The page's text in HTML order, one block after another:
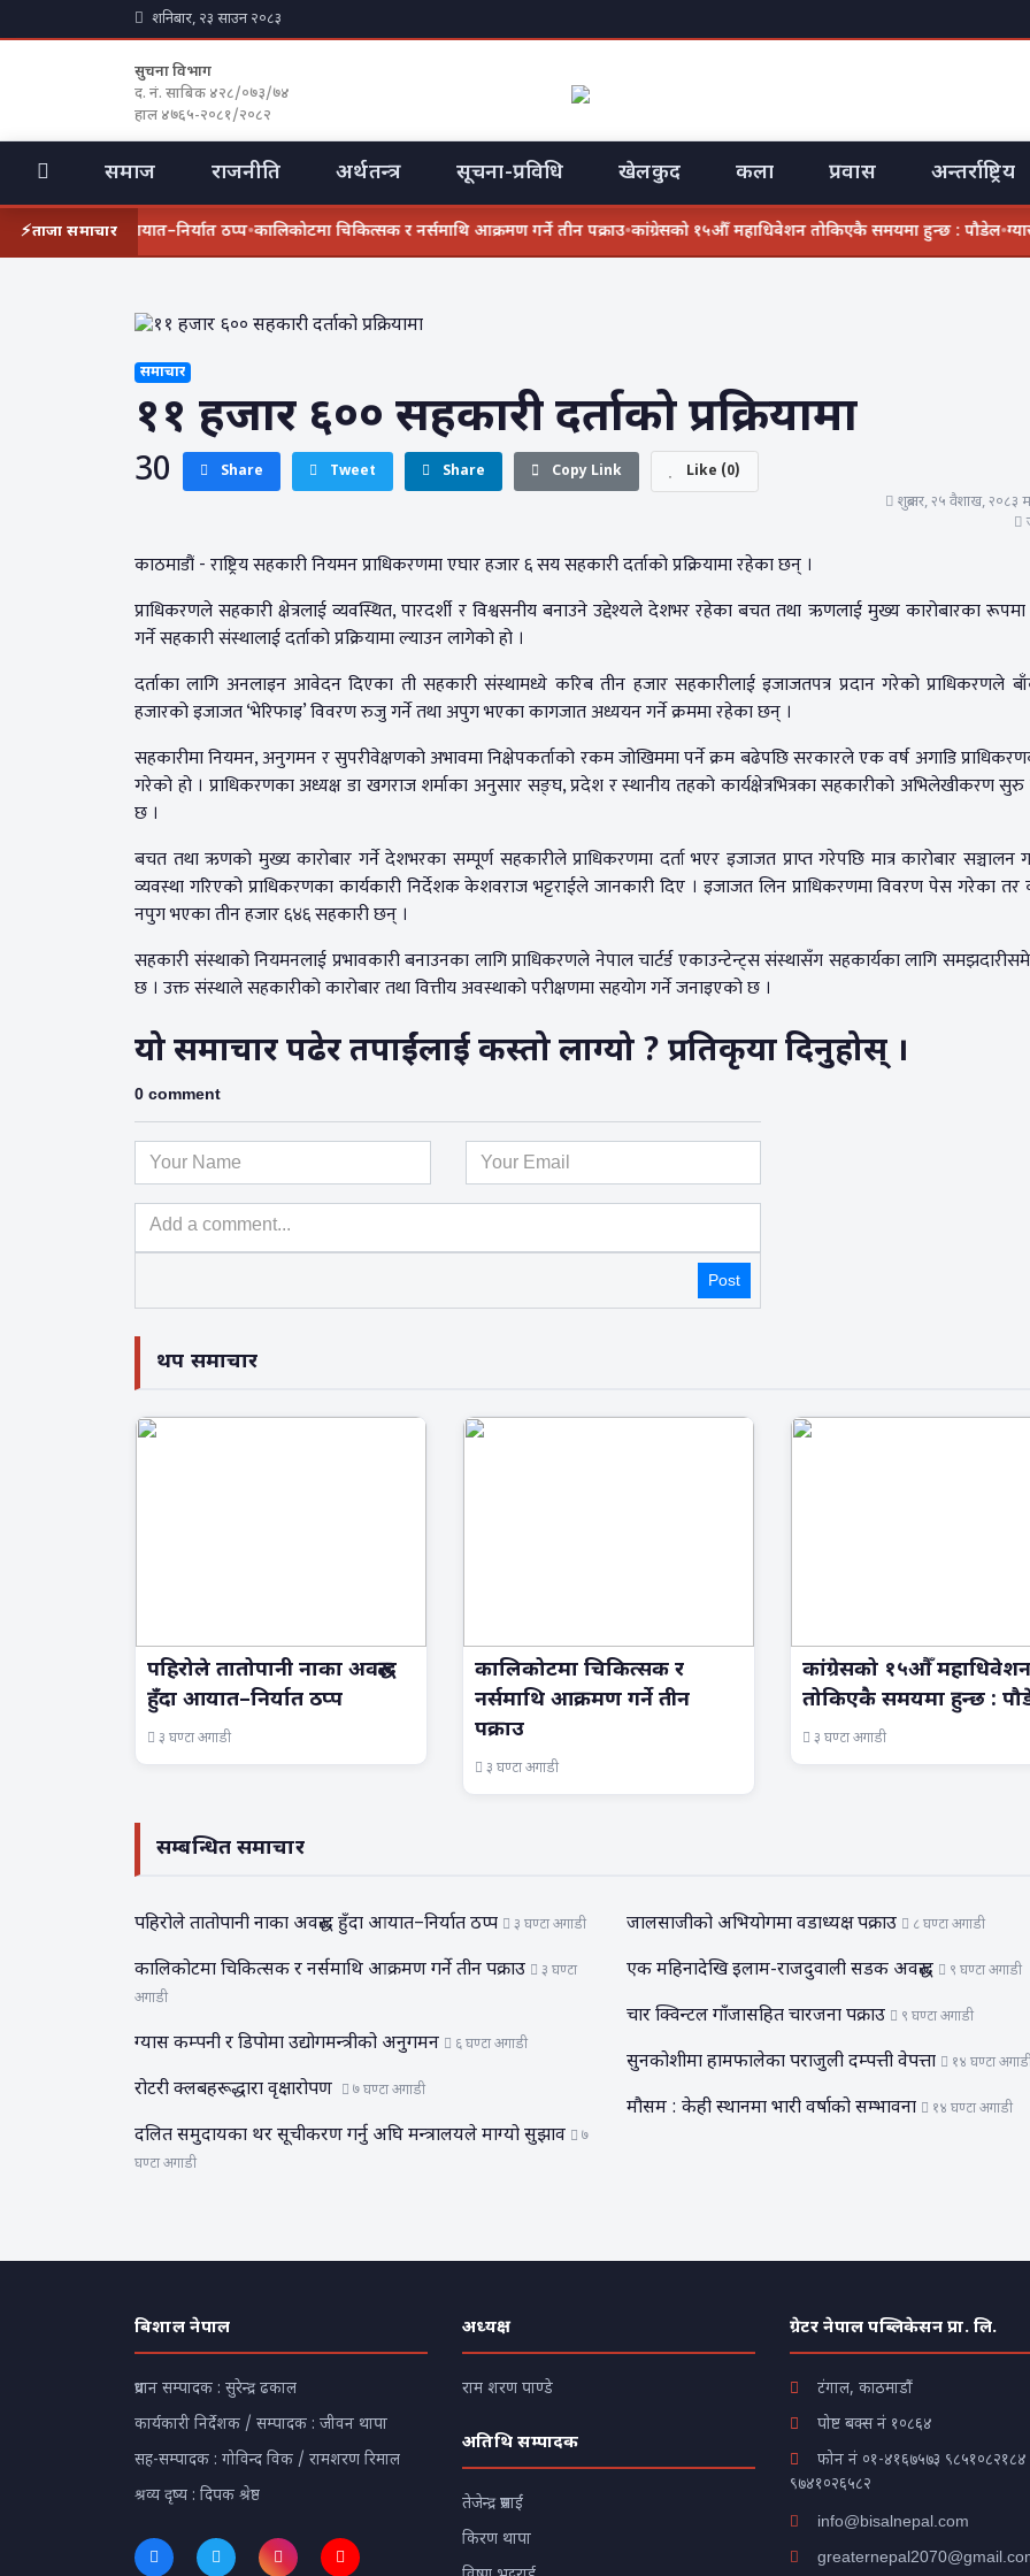
शनिबार, २३ साउन २०८३
सुचना विभाग
द. नं. साबिक ४२८/०७३/७४
हाल ४७६५-२०८१/२०८२
समाज राजनीति अर्थतन्त्र सूचना-प्रविधि खेलकुद कला प्रवास अन्तर्राष्ट्रिय
ताजा समाचार
अवरुद्ध हुँदा आयात–निर्यात ठप्प•कालिकोटमा चिकित्सक र नर्समाथि आक्रमण गर्ने तीन पक्राउ•कांग्रेसको १५औँ महाधिवेशन तोकिएकै समयमा हुन्छ : पौडेल•ग्यास
समाचार
११ हजार ६०० सहकारी दर्ताको प्रक्रियामा
30 Share Tweet Share Copy Link Like (0)
शुक्रबार, २५ वैशाख, २०८३
काठमाडौं - राष्ट्रिय सहकारी नियमन प्राधिकरणमा एघार हजार ६ सय सहकारी दर्ताको प्रक्रियामा रहेका छन् ।
प्राधिकरणले सहकारी क्षेत्रलाई व्यवस्थित, पारदर्शी र विश्वसनीय बनाउने उद्देश्यले देशभर रहेका बचत तथा ऋणलाई मुख्य कारोबारका
गर्ने सहकारी संस्थालाई दर्ताको प्रक्रियामा ल्याउन लागेको हो ।
दर्ताका लागि अनलाइन आवेदन दिएका ती सहकारी संस्थामध्ये करिब तीन हजार सहकारीलाई इजाजतपत्र प्रदान गरेको प्राधिकरणले
हजारको इजाजत ‘भेरिफाइ’ विवरण रुजु गर्ने तथा अपुग भएका कागजात अध्ययन गर्ने क्रममा रहेका छन् ।
सहकारीमा नियमन, अनुगमन र सुपरीवेक्षणको अभावमा निक्षेपकर्ताको रकम जोखिममा पर्ने क्रम बढेपछि सरकारले एक वर्ष अगाडि
गरेको हो । प्राधिकरणका अध्यक्ष डा खगराज शर्माका अनुसार सङ्घ, प्रदेश र स्थानीय तहको कार्यक्षेत्रभित्रका सहकारीको अभिलेखीकरण
छ ।
बचत तथा ऋणको मुख्य कारोबार गर्ने देशभरका सम्पूर्ण सहकारीले प्राधिकरणमा दर्ता भएर इजाजत प्राप्त गरेपछि मात्र कारोबार सञ्चालन
व्यवस्था गरिएको प्राधिकरणका कार्यकारी निर्देशक केशवराज भट्टराईले जानकारी दिए । इजाजत लिन प्राधिकरणमा विवरण पेस गरेका
नपुग भएका तीन हजार ६४६ सहकारी छन् ।
सहकारी संस्थाको नियमनलाई प्रभावकारी बनाउनका लागि प्राधिकरणले नेपाल चार्टर्ड एकाउन्टेन्ट्स संस्थासँग सहकार्यका लागि
छ । उक्त संस्थाले सहकारीको कारोबार तथा वित्तीय अवस्थाको परीक्षणमा सहयोग गर्ने जनाइएको छ ।
यो समाचार पढेर तपाईंलाई कस्तो लाग्यो ? प्रतिकृया दिनुहोस् ।
0 comment
Post
थप समाचार
पहिरोले तातोपानी नाका अवरुद्ध
हुँदा आयात–निर्यात ठप्प
३ घण्टा अगाडी
कालिकोटमा चिकित्सक र
नर्समाथि आक्रमण गर्ने तीन
पक्राउ
३ घण्टा अगाडी
कांग्रेसको १५औँ महाधिवेशन
तोकिएकै समयमा हुन्छ :
३ घण्टा अगाडी
सम्बन्धित समाचार
पहिरोले तातोपानी नाका अवरुद्ध हुँदा आयात–निर्यात ठप्प ३ घण्टा अगाडी
कालिकोटमा चिकित्सक र नर्समाथि आक्रमण गर्ने तीन पक्राउ
३ घण्टा
अगाडी
ग्यास कम्पनी र डिपोमा उद्योगमन्त्रीको अनुगमन ६ घण्टा अगाडी
रोटरी क्लबहरूद्धारा वृक्षारोपण ७ घण्टा अगाडी
दलित समुदायका थर सूचीकरण गर्नु अघि मन्त्रालयले माग्यो सुझाव
७
घण्टा अगाडी
जालसाजीको अभियोगमा वडाध्यक्ष पक्राउ ८ घण्टा अगाडी
एक महिनादेखि इलाम-राजदुवाली सडक अवरुद्ध ९ घण्टा अगाडी
चार क्विन्टल गाँजासहित चारजना पक्राउ ९ घण्टा अगाडी
सुनकोशीमा हामफालेका पराजुली दम्पत्ती वेपत्ता १४ घण्टा
मौसम : केही स्थानमा भारी वर्षाको सम्भावना १४ घण्टा अगाडी
बिशाल नेपाल
प्रधान सम्पादक : सुरेन्द्र ढकाल
कार्यकारी निर्देशक / सम्पादक : जीवन थापा
सह-सम्पादक : गोविन्द विक / रामशरण रिमाल
श्रव्य दृष्य : दिपक श्रेष्ठ
अध्यक्ष
राम शरण पाण्डे
अतिथि सम्पादक
तेजेन्द्र प्रसाईं
किरण थापा
ग्रेटर नेपाल पब्लिकेसन प्रा. लि.
टंगाल, काठमाडौं
पोष्ट बक्स नं १०८६४
फोन नं ०१-४१६७५७३ ९८५१०८२१८४
९७४१०२६५८२
info@bisalnepal.com